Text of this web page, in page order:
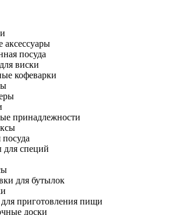
посуда
виски
кофеварки
принадлежности
специй
для бутылок
приготовления пищи
доски